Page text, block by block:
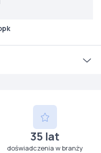
35 lat
doświadczenia w branży